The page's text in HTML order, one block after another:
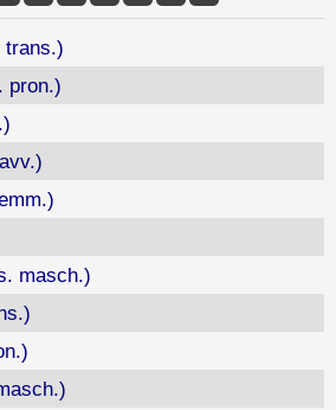
trans.)
pron.)
masch.)